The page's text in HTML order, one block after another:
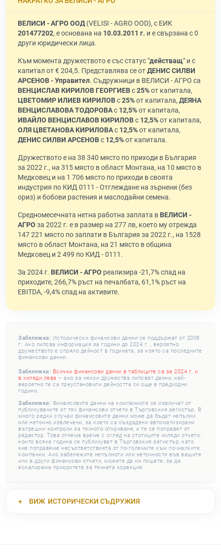
ВЕЛИСИ - АГРО ООД(VELISI - AGRO OOD), с ЕИК
201477202, е основана на 10.03.2011 г. и е свързана с 0
други юридически лица.
Към момента дружеството е със статус "действащ" и с
капитал от € 204,5. Представлява се отДЕНИС СИЛВИ
АРСЕНОВ - Управител. Съдружници в ВЕЛИСИ - АГРО са
ВЕНЦИСЛАВ КИРИЛОВ ГЕОРГИЕВс25%от капитала,
ЦВЕТОМИР ИЛИЕВ КИРИЛОВс25%от капитала, ДЕЯНА
ВЕНЦИСЛАВОВА ТОДОРОВАс 12,5%от капитала,
ИВАЙЛО ВЕНЦИСЛАВОВ КИРИЛОВс 12,5%от капитала,
ОЛЯ ЦВЕТАНОВА КИРИЛОВАс 12,5%от капитала,
ДЕНИС СИЛВИ АРСЕНОВс 12,5%от капитала.
Дружеството е на 38 340 място по приходи в България
за 2022 г., на 315 място в област Монтана, на 10 място в
Медковец и на 1 706 място по приходи в своята
индустрия по КИД 0111 - Отглеждане на зърнени (без
ориз) и бобови растения и маслодайни семена.
Средномесечната нетна работна заплата в ВЕЛИСИ -
АГРО за 2022 г. е в размер на 277 лв, което му отрежда
147 221 място по заплати в България за 2022 г., на 1528
място в област Монтана, на 21 място в община
Медковец и 2 499 по КИД - 0111.
За 2024 г. ВЕЛИСИ - АГРО реализира -21,7% спад на
приходите, 266,7% ръст на печалбата, 61,1% ръст на
EBITDA, -9,4% спад на активите.
Забележка: Исторически финансови данни се поддържат от 2008
г. Ако липсва информация за години до 2024 г. , вероятно
дружеството е спряло дейност в годината, за която са последните
финансови данни.
Забележка: Всички финансови данни в таблиците са за 2024 г. и
в хиляди лева – ако за някои дружества липсват данни, най-
вероятно те са преустановили дейността си още в предходни
години.
Забележка: Финансовите данни на компаниите се извличат от
публикуваните от тях финансови отчети в Търговския регистър. В
много редки случаи финансовите данни може да бъдат непълни
или неточно извлечени, за което са създадени автоматизирани
вътрешни контроли за тяхното откриване, и те се поправят от
редактор. Това отнема време с оглед на стотиците хиляди отчети,
които всяка година се публикуват в Търговския регистър, като
ние поправяме несъответствията от по-големите към по-малките
компании. Ако забележите непълноти или неточности във вашите
или в други финансови отчети, можете да ни пишете, за да
ескалираме приоритета за тяхната корекция.
ВИЖ ИСТОРИЧЕСКИ СЪДРУЖИЯ